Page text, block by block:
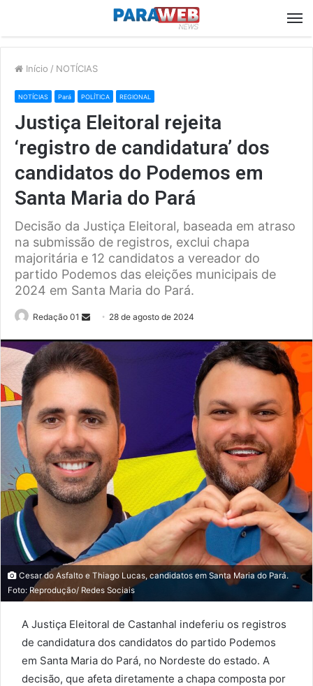
Início / NOTÍCIAS
NOTÍCIAS Pará POLÍTICA REGIONAL
Justiça Eleitoral rejeita
‘registro de candidatura’ dos
candidatos do Podemos em
Santa Maria do Pará
Decisão da Justiça Eleitoral, baseada em atraso
na submissão de registros, exclui chapa
majoritária e 12 candidatos a vereador do
partido Podemos das eleições municipais de
2024 em Santa Maria do Pará.
Redação 01
Send
email
28 de agosto de 2024
Cesar do Asfalto e Thiago Lucas, candidatos em Santa Maria do Pará.
Foto: Reprodução/ Redes Sociais
A Justiça Eleitoral de Castanhal indeferiu os registros
de candidatura dos candidatos do partido Podemos
em Santa Maria do Pará, no Nordeste do estado. A
decisão, que afeta diretamente a chapa composta por